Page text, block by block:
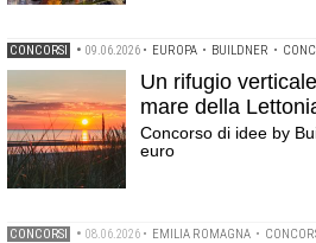
CONCORSI • 09.06.2026 • EUROPA • BUILDNER •
Un rifugio
mare della
Concorso di idee by
euro
CONCORSI • 08.06.2026 • EMILIA ROMAGNA •